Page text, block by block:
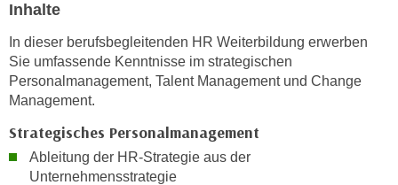
Inhalte
In dieser berufsbegleitenden HR Weiterbildung erwerben
Sie umfassende Kenntnisse im strategischen
Personalmanagement, Talent Management und Change
Management.
Strategisches Personalmanagement
Ableitung der HR-Strategie aus der
Unternehmensstrategie
s
e
z
w
e
e
o
k
i
e
S
e